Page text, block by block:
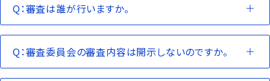
Q：審査は誰が行いますか。
Q：審査委員会の審査内容は開示しないのですか。